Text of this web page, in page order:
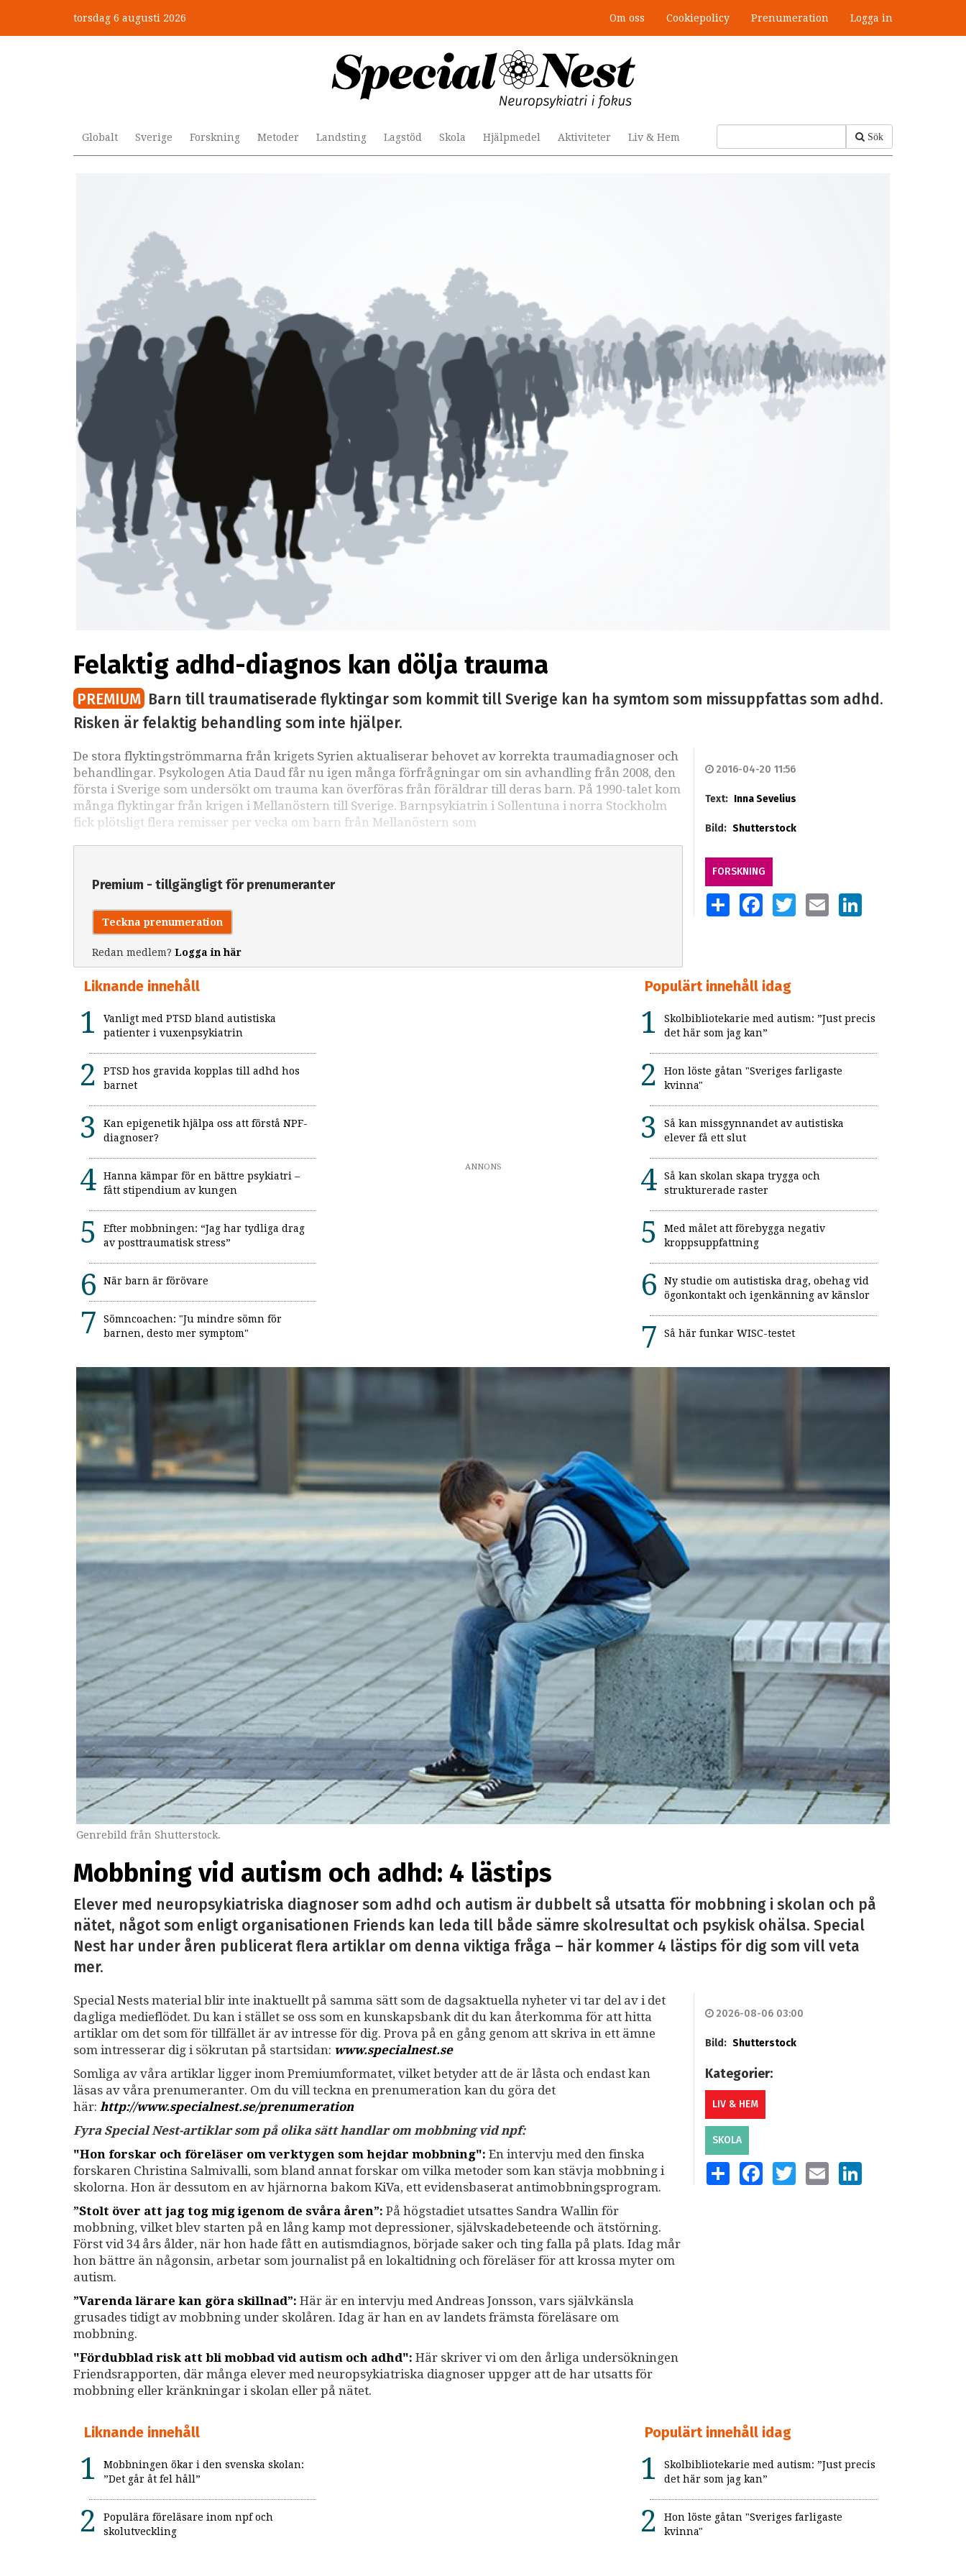
huvudinnehåll
torsdag 6 augusti 2026 Om oss Cookiepolicy Prenumeration Logga in
Sök
Globalt Sverige Forskning Metoder Landsting Lagstöd Skola Hjälpmedel Aktiviteter Liv & Hem
Felaktig adhd-diagnos kan dölja trauma
PREMIUM Barn till traumatiserade flyktingar som kommit till Sverige kan ha symtom som missuppfattas som adhd.
Risken är felaktig behandling som inte hjälper.
De stora flyktingströmmarna från krigets Syrien aktualiserar behovet av korrekta traumadiagnoser och
behandlingar. Psykologen Atia Daud får nu igen många förfrågningar om sin avhandling från 2008, den
första i Sverige som undersökt om trauma kan överföras från föräldrar till deras barn. På 1990-talet kom
många flyktingar från krigen i Mellanöstern till Sverige. Barnpsykiatrin i Sollentuna i norra Stockholm
fick plötsligt flera remisser per vecka om barn från Mellanöstern som
Premium - tillgängligt för prenumeranter
Teckna prenumeration
Redan medlem? Logga in här
2016-04-20 11:56
Text: Inna Sevelius
Bild: Shutterstock
FORSKNING
SHARE FACEBOOKTWITTEREMAIL LINKEDIN
Liknande innehåll
Vanligt med PTSD bland autistiska
patienter i vuxenpsykiatrin
PTSD hos gravida kopplas till adhd hos
barnet
Kan epigenetik hjälpa oss att förstå NPF-
diagnoser?
Hanna kämpar för en bättre psykiatri –
fått stipendium av kungen
Efter mobbningen: “Jag har tydliga drag
av posttraumatisk stress”
När barn är förövare
Sömncoachen: "Ju mindre sömn för
barnen, desto mer symptom"
ANNONS
Populärt innehåll idag
Skolbibliotekarie med autism: ”Just precis
det här som jag kan”
Hon löste gåtan "Sveriges farligaste
kvinna"
Så kan missgynnandet av autistiska
elever få ett slut
Så kan skolan skapa trygga och
strukturerade raster
Med målet att förebygga negativ
kroppsuppfattning
Ny studie om autistiska drag, obehag vid
ögonkontakt och igenkänning av känslor
Så här funkar WISC-testet
Mobbning vid autism och adhd: 4 lästips
Genrebild från Shutterstock.
Mobbning vid autism och adhd: 4 lästips
Elever med neuropsykiatriska diagnoser som adhd och autism är dubbelt så utsatta för mobbning i skolan och på
nätet, något som enligt organisationen Friends kan leda till både sämre skolresultat och psykisk ohälsa. Special
Nest har under åren publicerat flera artiklar om denna viktiga fråga – här kommer 4 lästips för dig som vill veta
mer.
Special Nests material blir inte inaktuellt på samma sätt som de dagsaktuella nyheter vi tar del av i det
dagliga medieflödet. Du kan i stället se oss som en kunskapsbank dit du kan återkomma för att hitta
artiklar om det som för tillfället är av intresse för dig. Prova på en gång genom att skriva in ett ämne
som intresserar dig i sökrutan på startsidan: www.specialnest.se
Somliga av våra artiklar ligger inom Premiumformatet, vilket betyder att de är låsta och endast kan
läsas av våra prenumeranter. Om du vill teckna en prenumeration kan du göra det
här: http://www.specialnest.se/prenumeration
Fyra Special Nest-artiklar som på olika sätt handlar om mobbning vid npf:
"Hon forskar och föreläser om verktygen som hejdar mobbning": En intervju med den finska
forskaren Christina Salmivalli, som bland annat forskar om vilka metoder som kan stävja mobbning i
skolorna. Hon är dessutom en av hjärnorna bakom KiVa, ett evidensbaserat antimobbningsprogram.
”Stolt över att jag tog mig igenom de svåra åren”: På högstadiet utsattes Sandra Wallin för
mobbning, vilket blev starten på en lång kamp mot depressioner, självskadebeteende och ätstörning.
Först vid 34 års ålder, när hon hade fått en autismdiagnos, började saker och ting falla på plats. Idag mår
hon bättre än någonsin, arbetar som journalist på en lokaltidning och föreläser för att krossa myter om
autism.
”Varenda lärare kan göra skillnad”: Här är en intervju med Andreas Jonsson, vars självkänsla
grusades tidigt av mobbning under skolåren. Idag är han en av landets främsta föreläsare om
mobbning.
"Fördubblad risk att bli mobbad vid autism och adhd": Här skriver vi om den årliga undersökningen
Friendsrapporten, där många elever med neuropsykiatriska diagnoser uppger att de har utsatts för
mobbning eller kränkningar i skolan eller på nätet.
2026-08-06 03:00
Bild: Shutterstock
Kategorier:
LIV & HEM
SKOLA
SHARE FACEBOOKTWITTEREMAIL LINKEDIN
Liknande innehåll
Mobbningen ökar i den svenska skolan:
”Det går åt fel håll”
Populära föreläsare inom npf och
skolutveckling
Populärt innehåll idag
Skolbibliotekarie med autism: ”Just precis
det här som jag kan”
Hon löste gåtan "Sveriges farligaste
kvinna"